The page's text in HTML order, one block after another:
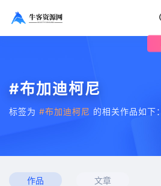
#布加迪柯尼
标签为 #布加迪柯尼 的相关作品如下：
作品 文章